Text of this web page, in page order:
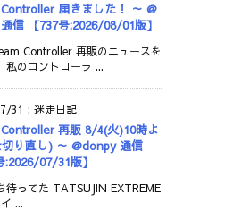
届きました！ ～ @
信 【737号:2026/08/01版】
Controller 再販のニュースを
私のコントローラ ...
31 : 迷走日記
再販 8/4(火)10時よ
切り直し) ～ @donpy 通信
:2026/07/31版】
待ってた TATSUJIN EXTREME
...